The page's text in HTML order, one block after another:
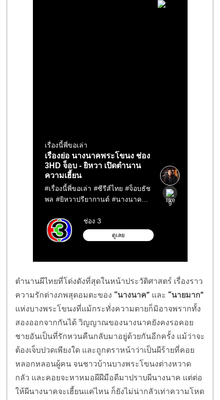
ตำนานผีไทยที่โด่งดังที่สุดในหน้าประวัติศาสตร์ เรื่องราว
ความรักต่างภพสุดอมตะของ “นางนาค” และ “นายมาก”
แห่งบางพระโขนงที่แม้กระทั่งความตายก็มิอาจพรากทั้ง
สองออกจากกันได้ วิญญาณของนางนาคยังคงรอคอย
ชายอันเป็นที่รักหวนคืนกลับมาอยู่ด้วยกันอีกครั้ง แม้ว่าจะ
ต้องเจ็บปวดเพียงใด และถูกตราหน้าว่าเป็นผีร้ายที่คอย
หลอกหลอนผู้คน จนชาวบ้านบางพระโขนงต่างหวาด
กลัว และคอยจะหาหมอผีฝีมือดีมาปราบผีนางนาค แต่ต่อ
ให้ผีนางนาคจะเฮี้ยนแค่ไหน ก็ยังไม่น่ากลัวเท่าความโหด